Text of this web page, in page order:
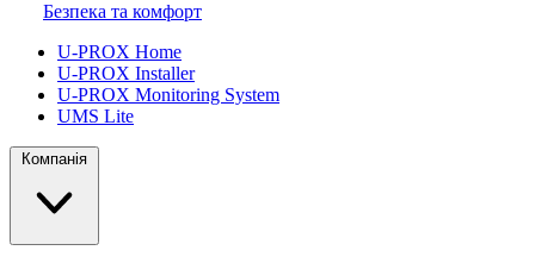
Безпека та комфорт
U-PROX Home
U-PROX Installer
U-PROX Monitoring System
UMS Lite
Компанія